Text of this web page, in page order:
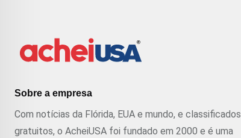
Sobre a empresa
Com notícias da Flórida, EUA e mundo, e classificados
gratuitos, o AcheiUSA foi fundado em 2000 e é uma